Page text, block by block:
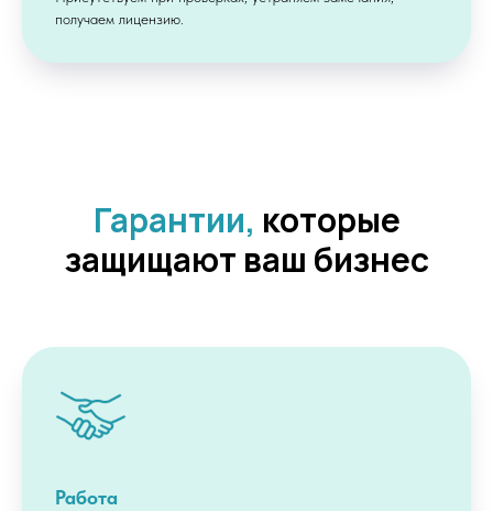
получаем лицензию.
Гарантии, которые
защищают ваш бизнес
Работа